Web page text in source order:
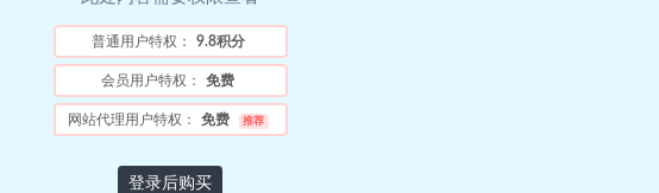
普通用户特权： 9.8积分
会员用户特权： 免费
网站代理用户特权： 免费 推荐
登录后购买